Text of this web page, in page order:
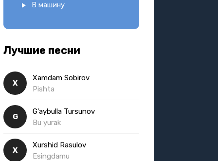
В машину
Лучшие песни
X
Xamdam Sobirov
Pishta
G
G'aybulla Tursunov
Bu yurak
X
Xurshid Rasulov
Esingdamu